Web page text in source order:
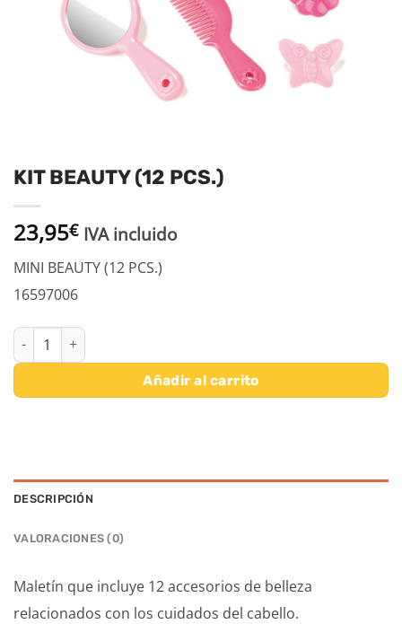
KIT BEAUTY (12 PCS.)
23,95€ IVA incluido
MINI BEAUTY (12 PCS.)
16597006
KIT BEAUTY (12 PCS.) cantidad
Añadir al carrito
DESCRIPCIÓN
VALORACIONES (0)
Maletín que incluye 12 accesorios de belleza
relacionados con los cuidados del cabello.